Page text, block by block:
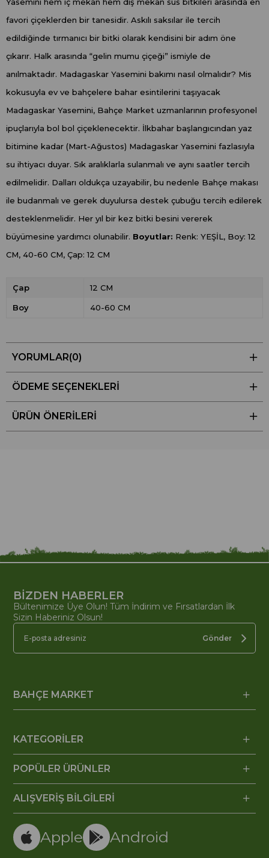
Yasemini hem iç mekan hem dış mekan süs bitkileri arasında en
favori çiçeklerden bir tanesidir. Askılı saksılar ile tercih
edildiğinde tırmanıcı bir bitki olarak kendisini bir adım öne
çıkarır. Halk arasında “gelin mumu çiçeği” ismiyle de
anılmaktadır. Madagaskar Yasemini bakımı nasıl olmalıdır? Mis
kokusuyla ev ve bahçelere bahar esintilerini taşıyacak
Madagaskar Yasemini, Bahçe Market uzmanlarının profesyonel
ipuçlarıyla bol bol çiçeklenecektir. İlkbahar başlangıcından yaz
bitimine kadar (Mart-Ağustos) Madagaskar Yasemini fazlasıyla
su ihtiyacı duyar. Sık aralıklarla sulanmalı ve aynı saatler tercih
edilmelidir. Dalları oldukça uzayabilir, bu nedenle Bahçe makası
ile budanmalı ve gerek duyulursa destek çubuğu tercih edilerek
desteklenmelidir. Her yıl bir kez bitki besini vererek
büyümesine yardımcı olunabilir. Boyutlar: Renk: YEŞİL, Boy: 12
CM, 40-60 CM, Çap: 12 CM
Çap 12 CM
Boy 40-60 CM
YORUMLAR(0)
ÖDEME SEÇENEKLERI
ÜRÜN ÖNERILERI
BİZDEN HABERLER
Bültenimize Üye Olun! Tüm İndirim ve Fırsatlardan İlk
Sizin Haberiniz Olsun!
Gönder
BAHÇE MARKET
KATEGORİLER
POPÜLER ÜRÜNLER
ALIŞVERİŞ BİLGİLERİ
Apple Android